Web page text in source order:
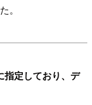
。
定しており、デ